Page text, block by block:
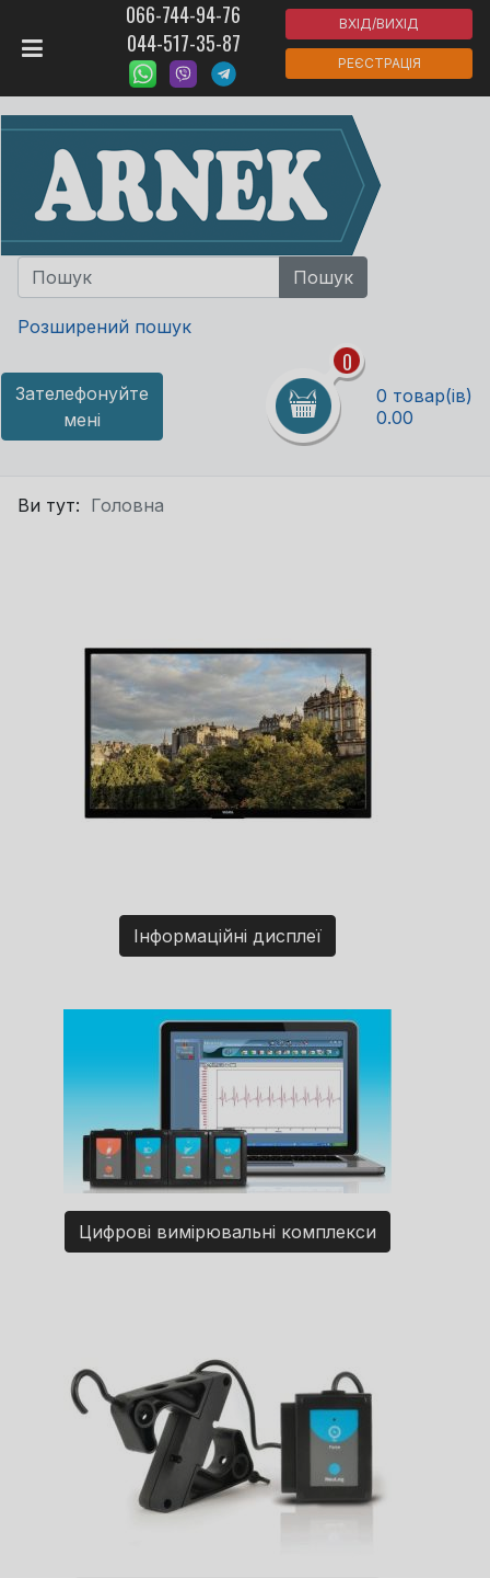
066-744-94-76
044-517-35-87
ВХІД/ВИХІД
РЕЄСТРАЦІЯ
Розширений пошук
Зателефонуйте
мені
0
0 товар(ів)
0.00
Ви тут: Головна
Інформаційні дисплеї
Цифрові вимірювальні комплекси